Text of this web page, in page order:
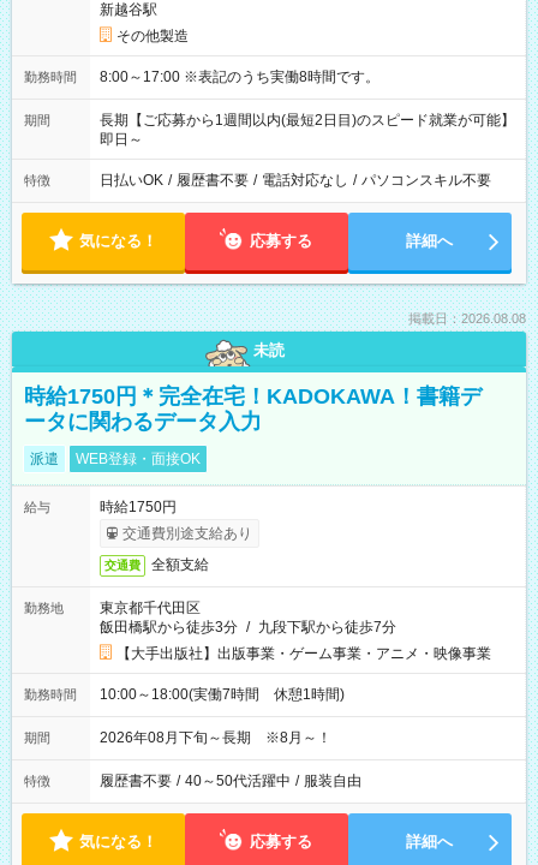
新越谷駅
その他製造
勤務時間 8:00～17:00 ※表記のうち実働8時間です。
期間
長期【ご応募から1週間以内(最短2日目)のスピード就業が可能】
即日～
特徴 日払いOK / 履歴書不要 / 電話対応なし / パソコンスキル不要
気になる！ 応募する 詳細へ
掲載日：2026.08.08
未読
時給1750円＊完全在宅！KADOKAWA！書籍デ
ータに関わるデータ入力
派遣 WEB登録・面接OK
給与
時給1750円
交通費別途支給あり
交通費 全額支給
勤務地
東京都千代田区
飯田橋駅から徒歩3分 / 九段下駅から徒歩7分
【大手出版社】出版事業・ゲーム事業・アニメ・映像事業
勤務時間 10:00～18:00(実働7時間 休憩1時間)
期間 2026年08月下旬～長期 ※8月～！
特徴 履歴書不要 / 40～50代活躍中 / 服装自由
気になる！ 応募する 詳細へ